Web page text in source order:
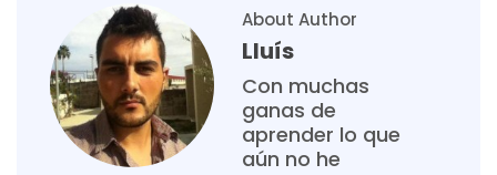
About Author
Lluís
Con muchas
ganas de
aprender lo que
aún no he